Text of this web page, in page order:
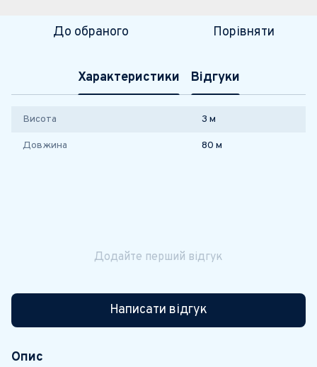
До обраного Порівняти
Характеристики Відгуки
Висота 3 м
Довжина 80 м
Додайте перший відгук
Написати відгук
Опис